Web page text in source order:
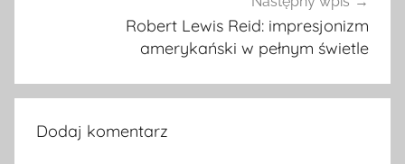
Robert Lewis Reid: impresjonizm
amerykański w pełnym świetle
Dodaj komentarz